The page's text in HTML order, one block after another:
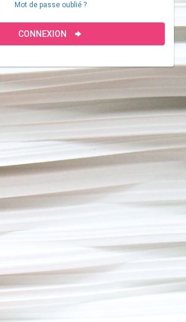
Mot de passe oublié ?
CONNEXION